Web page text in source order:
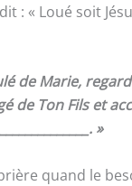
: « Loué soit
de Marie,
de Ton Fils et
»
quand le